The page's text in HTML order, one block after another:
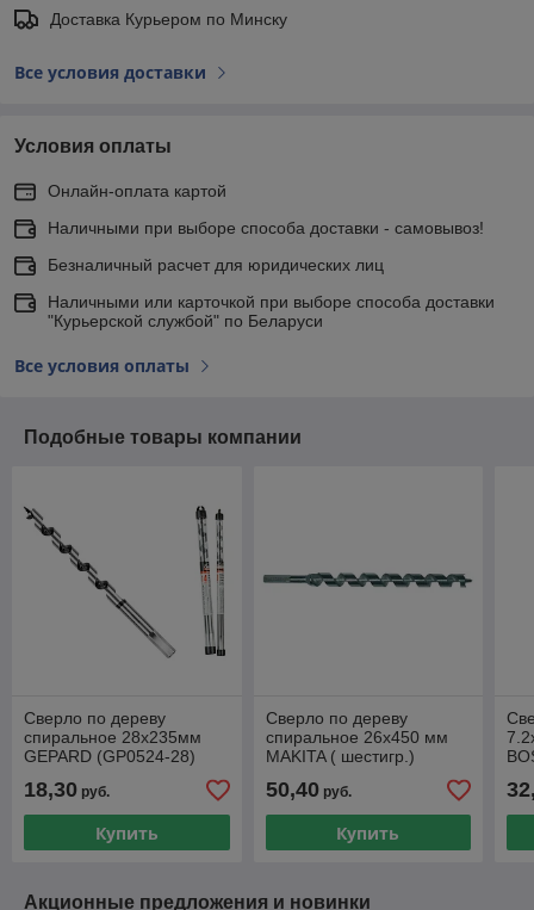
Доставка Курьером по Минску
Все условия доставки
Условия оплаты
Онлайн-оплата картой
Наличными при выборе способа доставки - самовывоз!
Безналичный расчет для юридических лиц
Наличными или карточкой при выборе способа доставки
"Курьерской службой" по Беларуси
Все условия оплаты
Подобные товары компании
Сверло по дереву
спиральное 28х235мм
GEPARD (GP0524-28)
спираль Левиса)
18,30 руб.
Купить
Сверло по дереву
спиральное 26х450 мм
MAKITA ( шестигр.)
50,40руб.
Купить
Акционные предложения и новинки